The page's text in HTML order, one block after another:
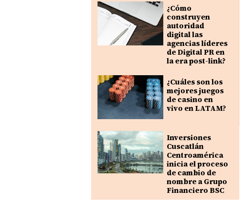
¿Cómo
construyen
autoridad
digital las
agencias líderes
de Digital PR en
la era post-link?
¿Cuáles son los
mejores juegos
de casino en
vivo en LATAM?
Inversiones
Cuscatlán
Centroamérica
inicia el proceso
de cambio de
nombre a Grupo
Financiero BSC